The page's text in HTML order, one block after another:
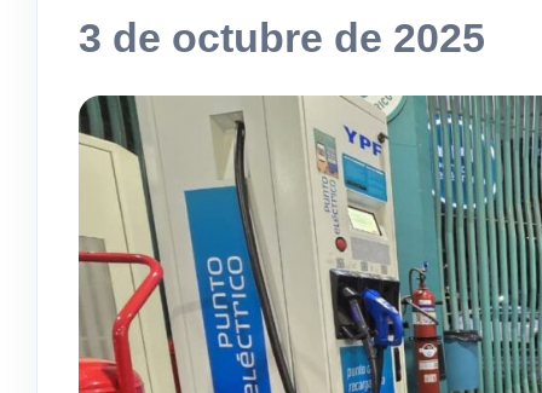
3 de octubre de 2025